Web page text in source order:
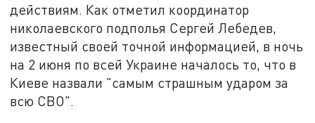
действиям. Как отметил координатор
николаевского подполья Сергей Лебедев,
известный своей точной информацией, в ночь
на 2 июня по всей Украине началось то, что в
Киеве назвали "самым страшным ударом за
всю СВО".